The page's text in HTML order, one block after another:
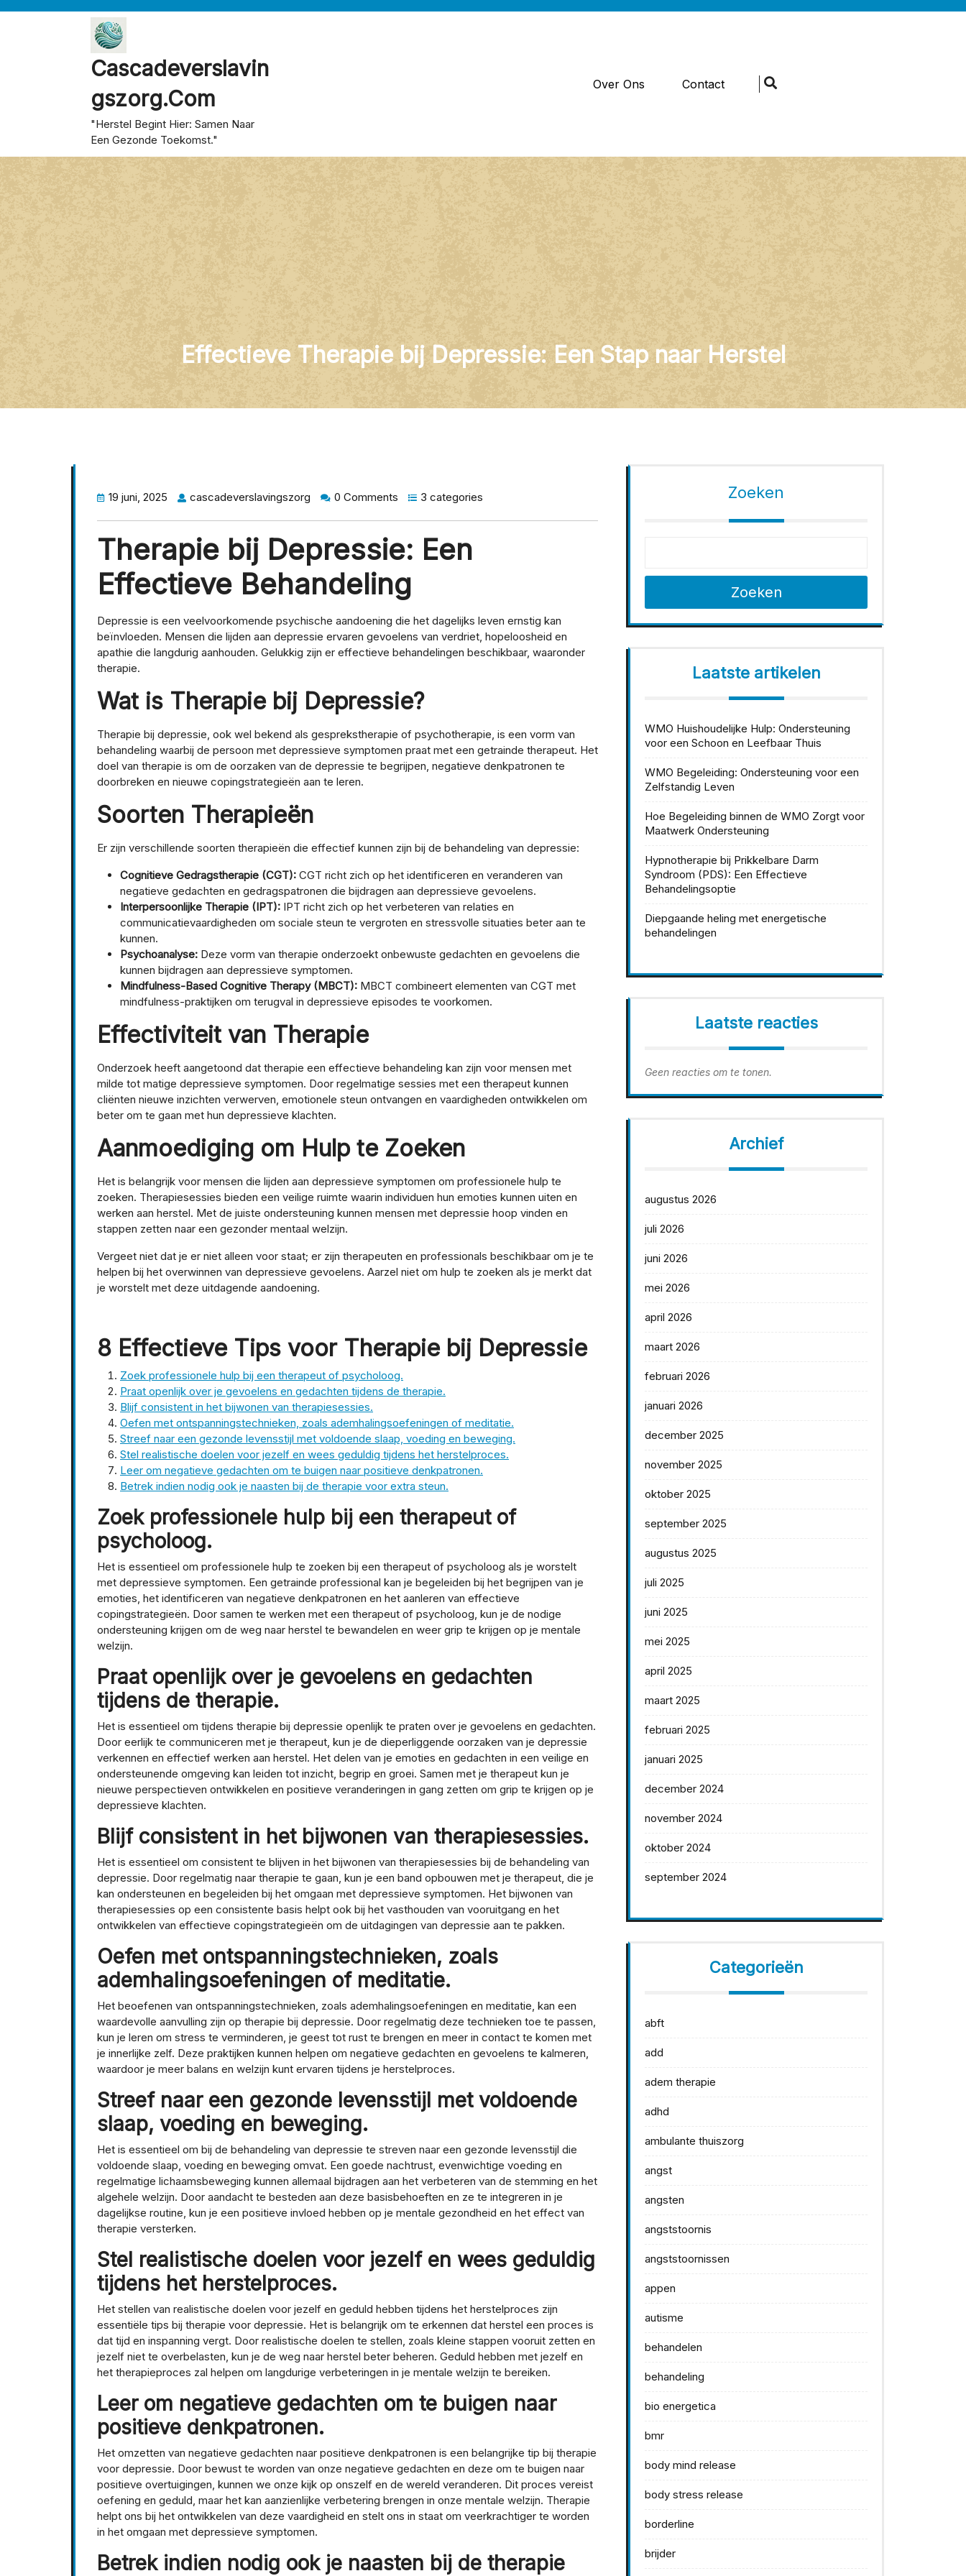
Cascadeverslavin
Gszorg.com
"Herstel Begint Hier: Samen Naar
Een Gezonde Toekomst."
Over Ons Contact
Effectieve Therapie bij Depressie: Een Stap naar Herstel
19 juni, 2025 cascadeverslavingszorg 0 Comments 3 categories
Therapie bij Depressie: Een
Effectieve Behandeling
Depressie is een veelvoorkomende psychische aandoening die het dagelijks leven ernstig kan
beïnvloeden. Mensen die lijden aan depressie ervaren gevoelens van verdriet, hopeloosheid en
apathie die langdurig aanhouden. Gelukkig zijn er effectieve behandelingen beschikbaar, waaronder
therapie.
Wat is Therapie bij Depressie?
Therapie bij depressie, ook wel bekend als gesprekstherapie of psychotherapie, is een vorm van
behandeling waarbij de persoon met depressieve symptomen praat met een getrainde therapeut. Het
doel van therapie is om de oorzaken van de depressie te begrijpen, negatieve denkpatronen te
doorbreken en nieuwe copingstrategieën aan te leren.
Soorten Therapieën
Er zijn verschillende soorten therapieën die effectief kunnen zijn bij de behandeling van depressie:
Cognitieve Gedragstherapie (CGT): CGT richt zich op het identificeren en veranderen van
negatieve gedachten en gedragspatronen die bijdragen aan depressieve gevoelens.
Interpersoonlijke Therapie (IPT): IPT richt zich op het verbeteren van relaties en
communicatievaardigheden om sociale steun te vergroten en stressvolle situaties beter aan te
kunnen.
Psychoanalyse: Deze vorm van therapie onderzoekt onbewuste gedachten en gevoelens die
kunnen bijdragen aan depressieve symptomen.
Mindfulness-Based Cognitive Therapy (MBCT): MBCT combineert elementen van CGT met
mindfulness-praktijken om terugval in depressieve episodes te voorkomen.
Effectiviteit van Therapie
Onderzoek heeft aangetoond dat therapie een effectieve behandeling kan zijn voor mensen met
milde tot matige depressieve symptomen. Door regelmatige sessies met een therapeut kunnen
cliënten nieuwe inzichten verwerven, emotionele steun ontvangen en vaardigheden ontwikkelen om
beter om te gaan met hun depressieve klachten.
Aanmoediging om Hulp te Zoeken
Het is belangrijk voor mensen die lijden aan depressieve symptomen om professionele hulp te
zoeken. Therapiesessies bieden een veilige ruimte waarin individuen hun emoties kunnen uiten en
werken aan herstel. Met de juiste ondersteuning kunnen mensen met depressie hoop vinden en
stappen zetten naar een gezonder mentaal welzijn.
Vergeet niet dat je er niet alleen voor staat; er zijn therapeuten en professionals beschikbaar om je te
helpen bij het overwinnen van depressieve gevoelens. Aarzel niet om hulp te zoeken als je merkt dat
je worstelt met deze uitdagende aandoening.
8 Effectieve Tips voor Therapie bij Depressie
Zoek professionele hulp bij een therapeut of psycholoog.
Praat openlijk over je gevoelens en gedachten tijdens de therapie.
Blijf consistent in het bijwonen van therapiesessies.
Oefen met ontspanningstechnieken, zoals ademhalingsoefeningen of meditatie.
Streef naar een gezonde levensstijl met voldoende slaap, voeding en beweging.
Stel realistische doelen voor jezelf en wees geduldig tijdens het herstelproces.
Leer om negatieve gedachten om te buigen naar positieve denkpatronen.
Betrek indien nodig ook je naasten bij de therapie voor extra steun.
Zoek professionele hulp bij een therapeut of
psycholoog.
Het is essentieel om professionele hulp te zoeken bij een therapeut of psycholoog als je worstelt
met depressieve symptomen. Een getrainde professional kan je begeleiden bij het begrijpen van je
emoties, het identificeren van negatieve denkpatronen en het aanleren van effectieve
copingstrategieën. Door samen te werken met een therapeut of psycholoog, kun je de nodige
ondersteuning krijgen om de weg naar herstel te bewandelen en weer grip te krijgen op je mentale
welzijn.
Praat openlijk over je gevoelens en gedachten
tijdens de therapie.
Het is essentieel om tijdens therapie bij depressie openlijk te praten over je gevoelens en gedachten.
Door eerlijk te communiceren met je therapeut, kun je de dieperliggende oorzaken van je depressie
verkennen en effectief werken aan herstel. Het delen van je emoties en gedachten in een veilige en
ondersteunende omgeving kan leiden tot inzicht, begrip en groei. Samen met je therapeut kun je
nieuwe perspectieven ontwikkelen en positieve veranderingen in gang zetten om grip te krijgen op je
depressieve klachten.
Blijf consistent in het bijwonen van therapiesessies.
Het is essentieel om consistent te blijven in het bijwonen van therapiesessies bij de behandeling van
depressie. Door regelmatig naar therapie te gaan, kun je een band opbouwen met je therapeut, die je
kan ondersteunen en begeleiden bij het omgaan met depressieve symptomen. Het bijwonen van
therapiesessies op een consistente basis helpt ook bij het vasthouden van vooruitgang en het
ontwikkelen van effectieve copingstrategieën om de uitdagingen van depressie aan te pakken.
Oefen met ontspanningstechnieken, zoals
ademhalingsoefeningen of meditatie.
Het beoefenen van ontspanningstechnieken, zoals ademhalingsoefeningen en meditatie, kan een
waardevolle aanvulling zijn op therapie bij depressie. Door regelmatig deze technieken toe te passen,
kun je leren om stress te verminderen, je geest tot rust te brengen en meer in contact te komen met
je innerlijke zelf. Deze praktijken kunnen helpen om negatieve gedachten en gevoelens te kalmeren,
waardoor je meer balans en welzijn kunt ervaren tijdens je herstelproces.
Streef naar een gezonde levensstijl met voldoende
slaap, voeding en beweging.
Het is essentieel om bij de behandeling van depressie te streven naar een gezonde levensstijl die
voldoende slaap, voeding en beweging omvat. Een goede nachtrust, evenwichtige voeding en
regelmatige lichaamsbeweging kunnen allemaal bijdragen aan het verbeteren van de stemming en het
algehele welzijn. Door aandacht te besteden aan deze basisbehoeften en ze te integreren in je
dagelijkse routine, kun je een positieve invloed hebben op je mentale gezondheid en het effect van
therapie versterken.
Stel realistische doelen voor jezelf en wees geduldig
tijdens het herstelproces.
Het stellen van realistische doelen voor jezelf en geduld hebben tijdens het herstelproces zijn
essentiële tips bij therapie voor depressie. Het is belangrijk om te erkennen dat herstel een proces is
dat tijd en inspanning vergt. Door realistische doelen te stellen, zoals kleine stappen vooruit zetten en
jezelf niet te overbelasten, kun je de weg naar herstel beter beheren. Geduld hebben met jezelf en
het therapieproces zal helpen om langdurige verbeteringen in je mentale welzijn te bereiken.
Leer om negatieve gedachten om te buigen naar
positieve denkpatronen.
Het omzetten van negatieve gedachten naar positieve denkpatronen is een belangrijke tip bij therapie
voor depressie. Door bewust te worden van onze negatieve gedachten en deze om te buigen naar
positieve overtuigingen, kunnen we onze kijk op onszelf en de wereld veranderen. Dit proces vereist
oefening en geduld, maar het kan aanzienlijke verbetering brengen in onze mentale welzijn. Therapie
helpt ons bij het ontwikkelen van deze vaardigheid en stelt ons in staat om veerkrachtiger te worden
in het omgaan met depressieve symptomen.
Betrek indien nodig ook je naasten bij de therapie
Zoeken
Zoeken
Laatste artikelen
WMO Huishoudelijke Hulp: Ondersteuning
voor een Schoon en Leefbaar Thuis
WMO Begeleiding: Ondersteuning voor een
Zelfstandig Leven
Hoe Begeleiding binnen de WMO Zorgt voor
Maatwerk Ondersteuning
Hypnotherapie bij Prikkelbare Darm
Syndroom (PDS): Een Effectieve
Behandelingsoptie
Diepgaande heling met energetische
behandelingen
Laatste reacties
Geen reacties om te tonen.
Archief
augustus 2026
juli 2026
juni 2026
mei 2026
april 2026
maart 2026
februari 2026
januari 2026
december 2025
november 2025
oktober 2025
september 2025
augustus 2025
juli 2025
juni 2025
mei 2025
april 2025
maart 2025
februari 2025
januari 2025
december 2024
november 2024
oktober 2024
september 2024
Categorieën
abft
add
adem therapie
adhd
ambulante thuiszorg
angst
angsten
angststoornis
angststoornissen
appen
autisme
behandelen
behandeling
bio energetica
bmr
body mind release
body stress release
borderline
brijder